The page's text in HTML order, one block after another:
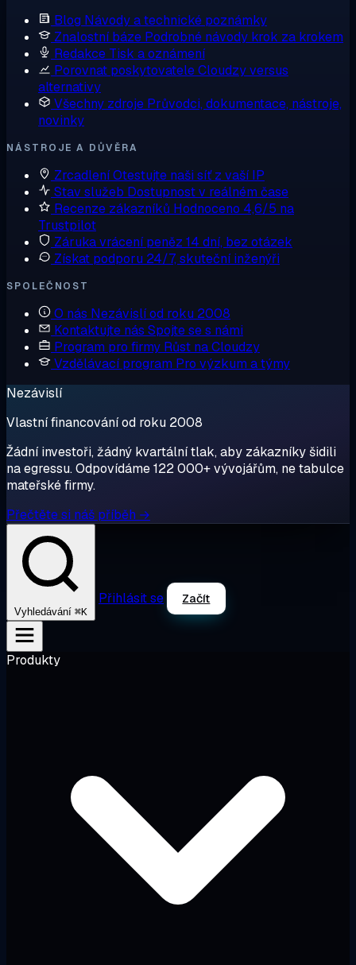
Blog Návody a technické poznámky
Znalostní báze Podrobné návody krok za krokem
Redakce Tisk a oznámení
Porovnat poskytovateleCloudzy versus
alternativy
Všechny zdroje Průvodci, dokumentace, nástroje,
novinky
NÁSTROJE A DŮVĚRA
ZrcadleníOtestujte naši síť z vaší IP
Stav služeb Dostupnost v reálném čase
Recenze zákazníků Hodnoceno 4,6/5 na
Trustpilot
Záruka vrácení peněz 14 dní, bez otázek
Získat podporu 24/7, skuteční inženýři
SPOLEČNOST
O nás Nezávislí od roku 2008
Kontaktujte nás Spojte se s námi
Program pro firmy Růst na Cloudzy
Vzdělávací program Pro výzkum a týmy
Nezávislí
Vlastní financování od roku 2008
Žádní investoři, žádný kvartální tlak, aby zákazníky šidili
na egressu. Odpovídáme 122 000+ vývojářům, ne tabulce
mateřské firmy.
Přečtěte si náš příběh →
Vyhledávání ⌘K
Přihlásit se Začít
Produkty